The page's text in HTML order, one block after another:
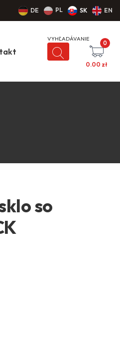
DE PL SK EN
0
0.00 zł
so